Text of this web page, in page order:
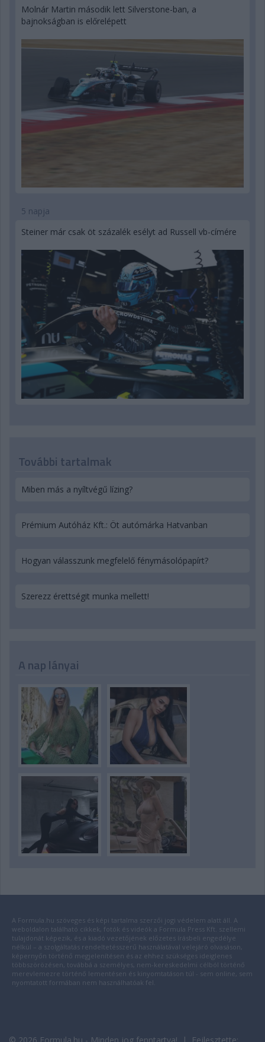
Molnár Martin második lett Silverstone-ban, a
bajnokságban is előrelépett
5 napja
Steiner már csak öt százalék esélyt ad Russell vb-címére
További tartalmak
Miben más a nyíltvégű lízing?
Prémium Autóház Kft.: Öt autómárka Hatvanban
Hogyan válasszunk megfelelő fénymásolópapírt?
Szerezz érettségit munka mellett!
A nap lányai
A Formula.hu szöveges és képi tartalma szerzői jogi védelem alatt áll. A
weboldalon található cikkek, fotók és videók a Formula Press Kft. szellemi
tulajdonát képezik, és a kiadó vezetőjének előzetes írásbeli engedélye
nélkül – a szolgáltatás rendeltetésszerű használatával velejáró olvasáson,
képernyőn történő megjelenítésen és az ehhez szükséges ideiglenes
többszörözésen, továbbá a személyes, nem-kereskedelmi célból történő
merevlemezre történő lementésen és kinyomtatáson túl - sem online, sem
nyomtatott formában nem használhatóak fel.